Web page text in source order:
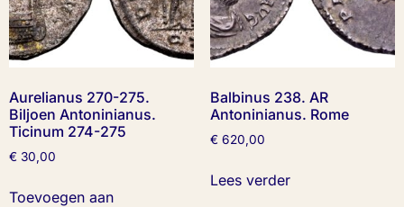
Aurelianus 270-275.
Biljoen Antoninianus.
Ticinum 274-275
€ 30,00
Toevoegen aan
Balbinus 238. AR
Antoninianus. Rome
€ 620,00
Lees verder